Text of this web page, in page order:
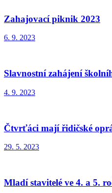
Zahajovací piknik 2023
6. 9. 2023
Slavnostní zahájení
4. 9. 2023
Čtvrťáci mají řidičské
29. 5. 2023
Mladí stavitelé ve 4. a 5.